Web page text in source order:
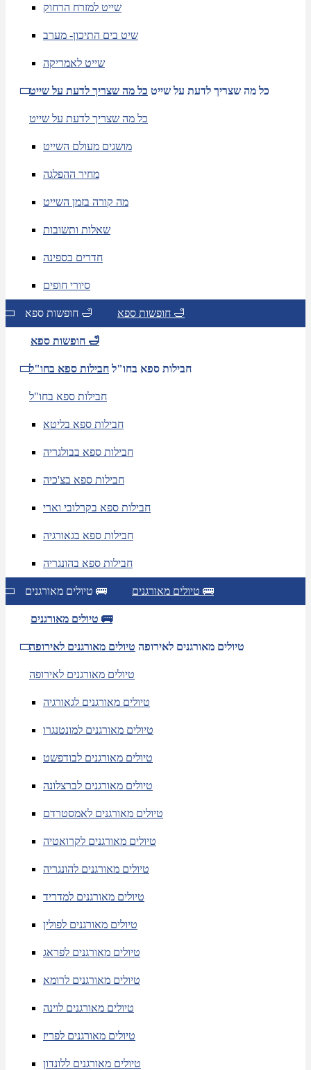
שייט למזרח הרחוק
שיט בים התיכון- מערב
שייט לאמריקה
כל מה שצריך לדעת על שייט כל מה שצריך לדעת על שייט
כל מה שצריך לדעת על שייט
מושגים מעולם השייט
מחיר ההפלגה
מה קורה בזמן השייט
שאלות ותשובות
חדרים בספינה
סיורי חופים
חופשות ספא 🛁 חופשות ספא 🛁
חופשות ספא 🛁
חבילות ספא בחו"ל חבילות ספא בחו"ל
חבילות ספא בחו"ל
חבילות ספא בליטא
חבילות ספא בבולגריה
חבילות ספא בצ'כיה
חבילות ספא בקרלובי וארי
חבילות ספא בגאורגיה
חבילות ספא בהונגריה
טיולים מאורגנים 🚌 טיולים מאורגנים 🚌
טיולים מאורגנים 🚌
טיולים מאורגנים לאירופה טיולים מאורגנים לאירופה
טיולים מאורגנים לאירופה
טיולים מאורגנים לגאורגיה
טיולים מאורגנים למונטנגרו
טיולים מאורגנים לבודפשט
טיולים מאורגנים לברצלונה
טיולים מאורגנים לאמסטרדם
טיולים מאורגנים לקרואטיה
טיולים מאורגנים להונגריה
טיולים מאורגנים למדריד
טיולים מאורגנים לפולין
טיולים מאורגנים לפראג
טיולים מאורגנים לרומא
טיולים מאורגנים לוינה
טיולים מאורגנים לפריז
טיולים מאורגנים ללונדון